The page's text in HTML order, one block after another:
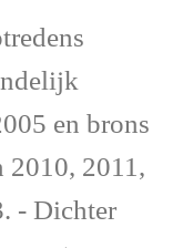
en brons
2011,
- Dichter